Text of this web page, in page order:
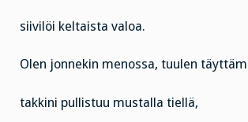
siivilöi keltaista valoa.
Olen jonnekin menossa, tuulen
takkini pullistuu mustalla tiellä,